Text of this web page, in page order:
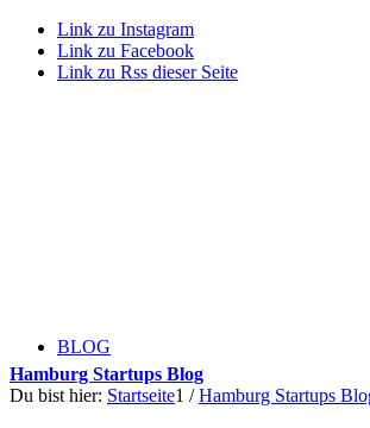
Link zu Instagram
Link zu Facebook
Link zu Rss dieser Seite
BLOG
Hamburg Startups Blog
Du bist hier: Startseite1 / Hamburg Startups